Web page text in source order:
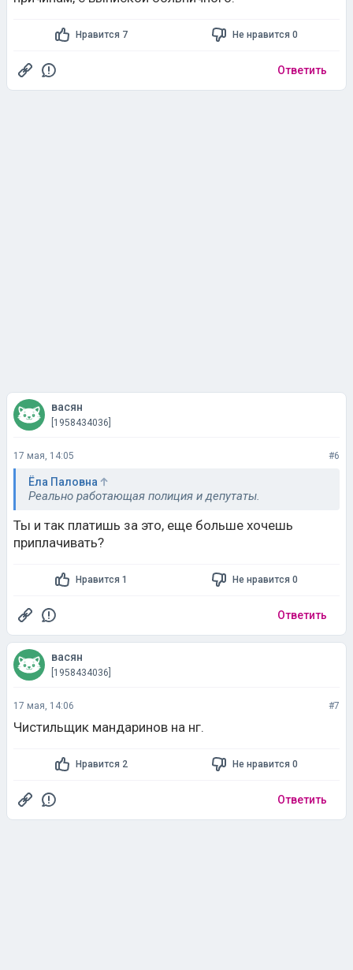
Нравится 7 Не нравится 0
Ответить
васян
[1958434036]
17 мая, 14:05 #6
Ёла Паловна
Реально работающая полиция и депутаты.
Ты и так платишь за это, еще больше хочешь
приплачивать?
Нравится 1 Не нравится 0
Ответить
васян
[1958434036]
17 мая, 14:06 #7
Чистильщик мандаринов на нг.
Нравится 2 Не нравится 0
Ответить